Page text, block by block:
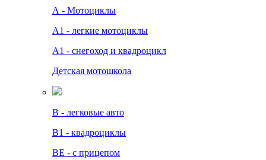
А - Мотоциклы
A1 - легкие мотоциклы
A1 - снегоход и квадроцикл
Детская мотошкола
B - легковые авто
В1 - квадроциклы
BE - с прицепом